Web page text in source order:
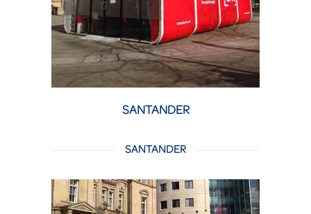
SANTANDER
SANTANDER